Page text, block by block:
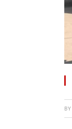
BY